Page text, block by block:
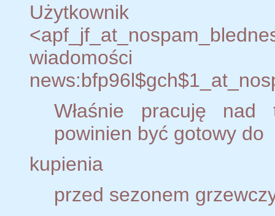
wiadomości
Właśnie pracuję
powinien być gotowy do
kupienia
przed sezonem